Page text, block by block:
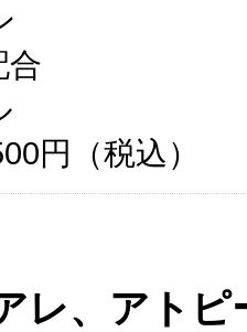
合
円（税込）
レ、アトピ